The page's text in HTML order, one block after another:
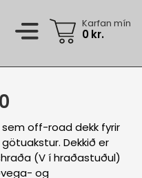
Karfan mín
0kr.
off-road dekk fyrir
Dekkið er
(V í hraðastuðul)
og